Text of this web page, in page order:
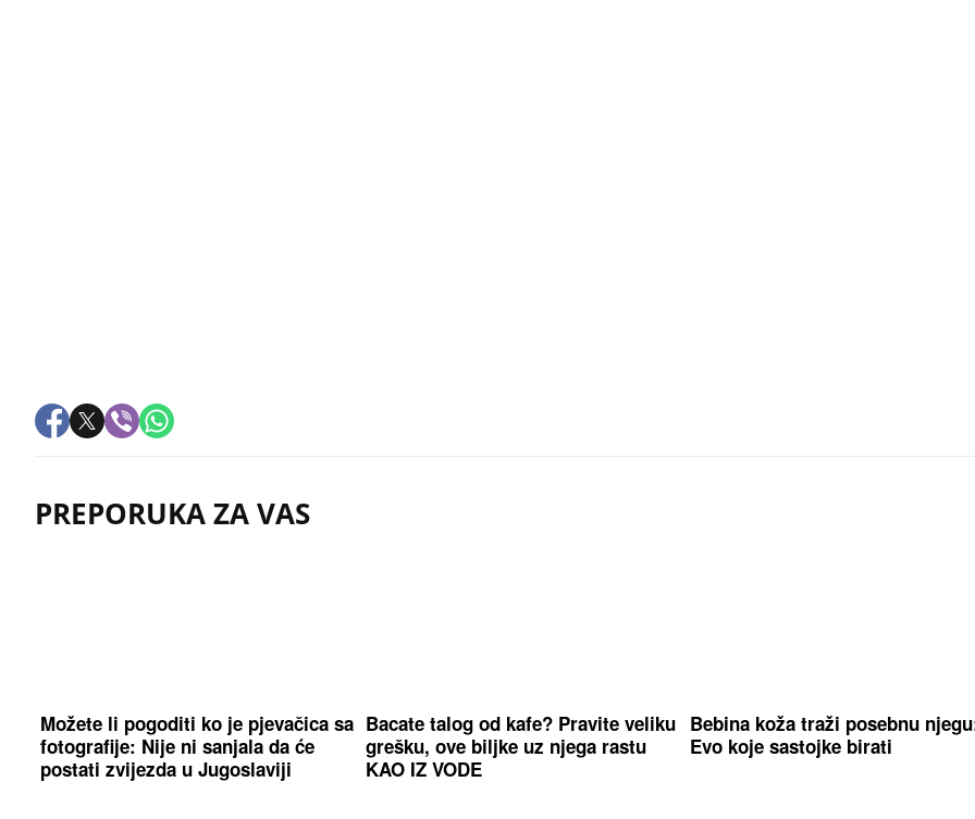
PREPORUKA ZA VAS
Možete li pogoditi ko je pjevačica sa
fotografije: Nije ni sanjala da će
postati zvijezda u Jugoslaviji
Bacate talog od kafe? Pravite veliku
grešku, ove biljke uz njega rastu
KAO IZ VODE
Bebina koža traži posebnu
Evo koje sastojke birati